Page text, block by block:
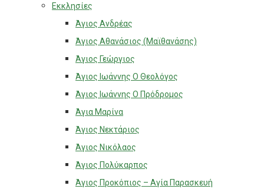
Εκκλησίες
Άγιος Ανδρέας
Άγιος Αθανάσιος (Μαϊθανάσης)
Άγιος Γεώργιος
Άγιος Ιωάννης Ο Θεολόγος
Άγιος Ιωάννης Ο Πρόδρομος
Άγια Μαρίνα
Άγιος Νεκτάριος
Άγιος Νικόλαος
Άγιος Πολύκαρπος
Άγιος Προκόπιος – Αγία Παρασκευή